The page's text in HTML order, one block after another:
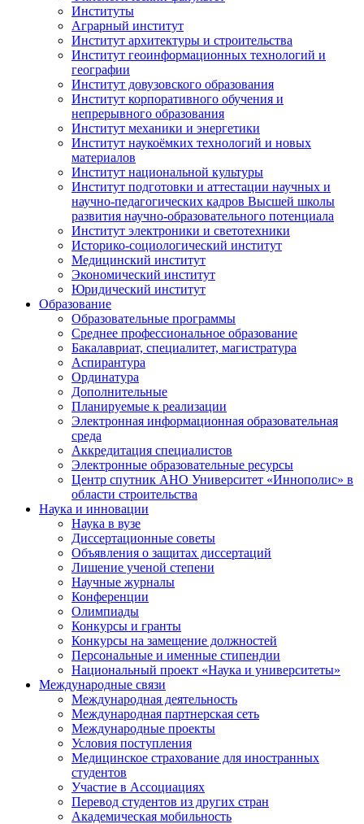
Институты
Аграрный институт
Институт архитектуры и строительства
Институт геоинформационных технологий и
географии
Институт довузовского образования
Институт корпоративного обучения и
непрерывного образования
Институт механики и энергетики
Институт наукоёмких технологий и новых
материалов
Институт национальной культуры
Институт подготовки и аттестации научных и
научно-педагогических кадров Высшей школы
развития научно-образовательного потенциала
Институт электроники и светотехники
Историко-социологический институт
Медицинский институт
Экономический институт
Юридический институт
Образование
Образовательные программы
Среднее профессиональное образование
Бакалавриат, специалитет, магистратура
Аспирантура
Ординатура
Дополнительные
Планируемые к реализации
Электронная информационная образовательная
среда
Аккредитация специалистов
Электронные образовательные ресурсы
Центр спутник АНО Университет «Иннополис» в
области строительства
Наука и инновации
Наука в вузе
Диссертационные советы
Объявления о защитах диссертаций
Лишение ученой степени
Научные журналы
Конференции
Олимпиады
Конкурсы и гранты
Конкурсы на замещение должностей
Персональные и именные стипендии
Национальный проект «Наука и университеты»
Международные связи
Международная деятельность
Международная партнерская сеть
Международные проекты
Условия поступления
Медицинское страхование для иностранных
студентов
Участие в Ассоциациях
Перевод студентов из других стран
Академическая мобильность